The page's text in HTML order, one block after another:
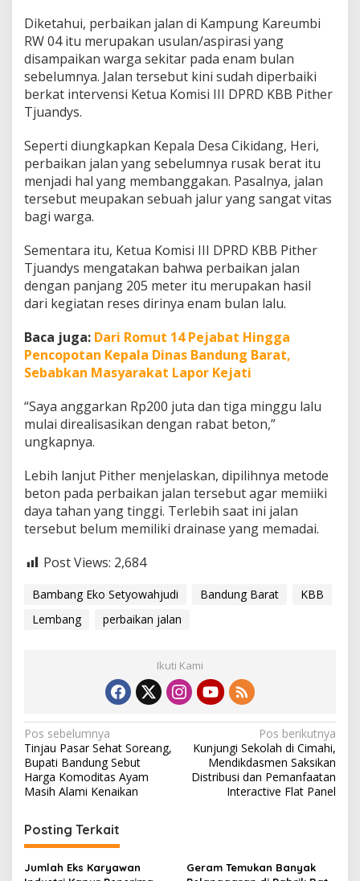
Diketahui, perbaikan jalan di Kampung Kareumbi
RW 04 itu merupakan usulan/aspirasi yang
disampaikan warga sekitar pada enam bulan
sebelumnya. Jalan tersebut kini sudah diperbaiki
berkat intervensi Ketua Komisi III DPRD KBB Pither
Tjuandys.
Seperti diungkapkan Kepala Desa Cikidang, Heri,
perbaikan jalan yang sebelumnya rusak berat itu
menjadi hal yang membanggakan. Pasalnya, jalan
tersebut meupakan sebuah jalur yang sangat vitas
bagi warga.
Sementara itu, Ketua Komisi III DPRD KBB Pither
Tjuandys mengatakan bahwa perbaikan jalan
dengan panjang 205 meter itu merupakan hasil
dari kegiatan reses dirinya enam bulan lalu.
Baca juga: Dari Romut 14 Pejabat Hingga
Pencopotan Kepala Dinas Bandung Barat,
Sebabkan Masyarakat Lapor Kejati
“Saya anggarkan Rp200 juta dan tiga minggu lalu
mulai direalisasikan dengan rabat beton,”
ungkapnya.
Lebih lanjut Pither menjelaskan, dipilihnya metode
beton pada perbaikan jalan tersebut agar memiiki
daya tahan yang tinggi. Terlebih saat ini jalan
tersebut belum memiliki drainase yang memadai.
Post Views: 2,684
Bambang Eko Setyowahjudi Bandung Barat
KBB
Lembang
perbaikan jalan
Ikuti Kami
N
a
v
g
a
s
Pos sebelumnya
Tinjau Pasar Sehat Soreang,
Bupati Bandung Sebut
Harga Komoditas Ayam
Masih Alami Kenaikan
Pos berikutnya
Kunjungi Sekolah di Cimahi,
Mendikdasmen Saksikan
Distribusi dan Pemanfaatan
Interactive Flat Panel
Posting Terkait
Jumlah Eks Karyawan
Geram Temukan Banyak